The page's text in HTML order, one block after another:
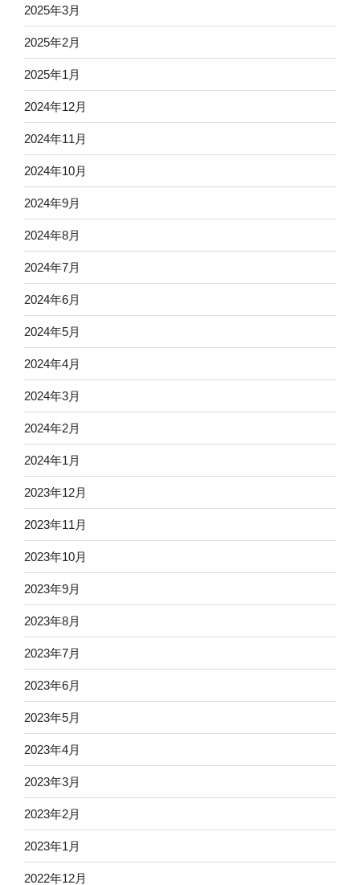
2025年3月
2025年2月
2025年1月
2024年12月
2024年11月
2024年10月
2024年9月
2024年8月
2024年7月
2024年6月
2024年5月
2024年4月
2024年3月
2024年2月
2024年1月
2023年12月
2023年11月
2023年10月
2023年9月
2023年8月
2023年7月
2023年6月
2023年5月
2023年4月
2023年3月
2023年2月
2023年1月
2022年12月